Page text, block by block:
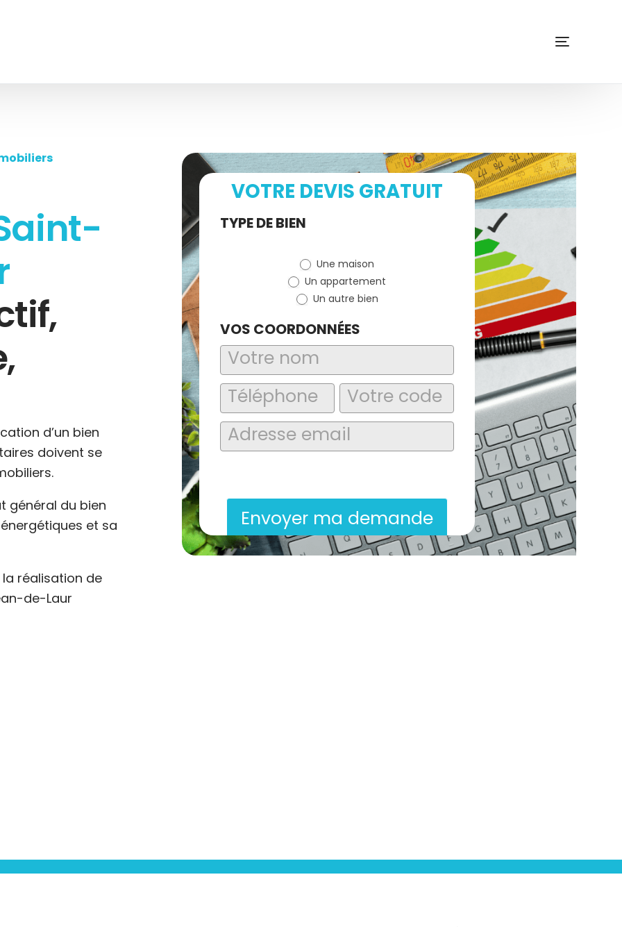
d’un bien
doivent se
général du bien
et sa
réalisation de
de-Laur
VOTRE DEVIS GRATUIT
Demande
TYPE DE BIEN
Une maison
Un appartement
Un autre bien
VOS COORDONNÉES
Envoyer ma demande